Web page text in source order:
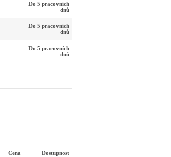
Do 5 pracovních
dnů
Do 5 pracovních
dnů
Do 5 pracovních
dnů
Cena Dostupnost